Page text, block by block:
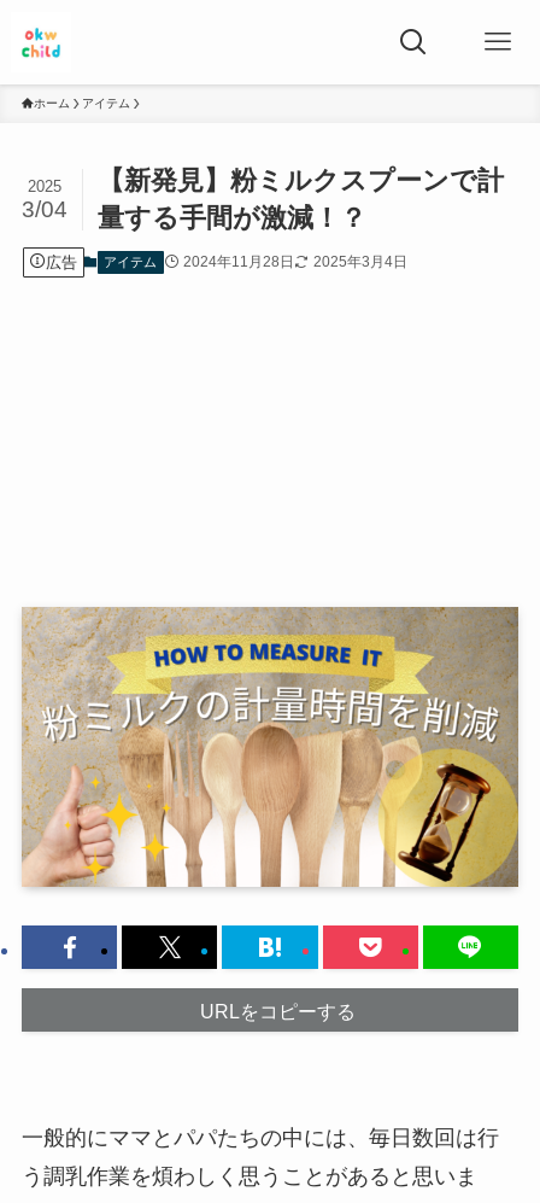
ホーム アイテム
【新発見】粉ミルクスプーンで計
量する手間が激減！？
2025
3/04
広告 アイテム 2024年11月28日 2025年3月4日
URLをコピーする
一般的にママとパパたちの中には、毎日数回は行
う調乳作業を煩わしく思うことがあると思いま